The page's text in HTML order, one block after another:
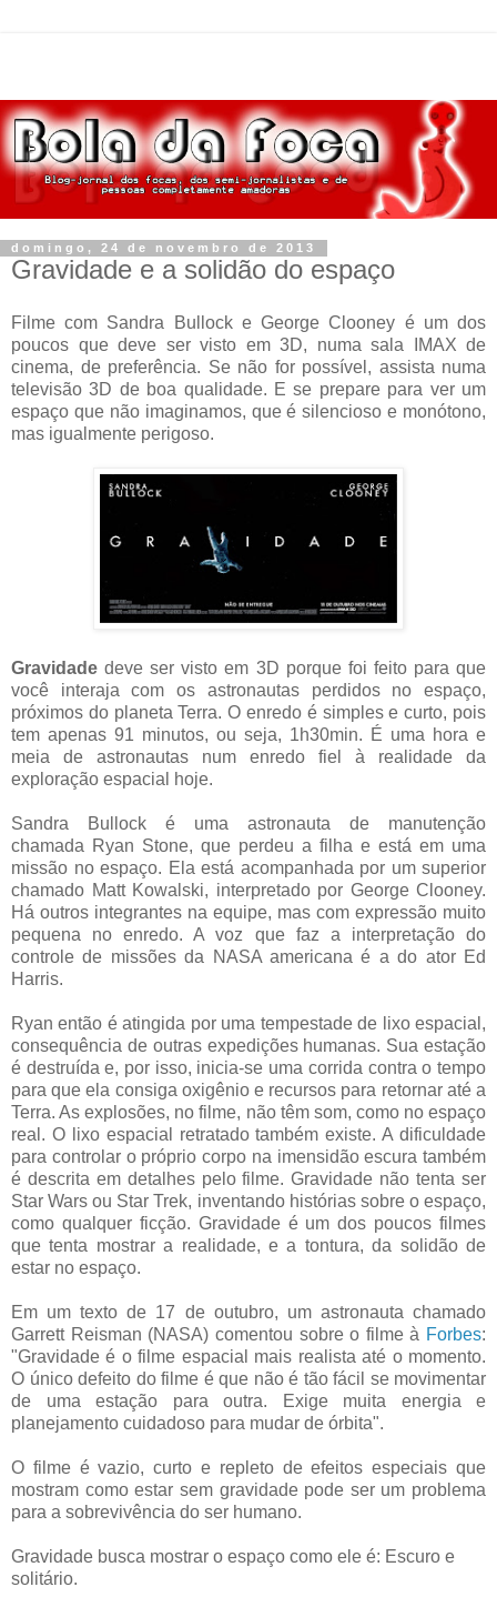
domingo, 24 de novembro de 2013
Gravidade e a solidão do espaço
Filme com Sandra Bullock e George Clooney é um dos
poucos que deve ser visto em 3D, numa sala IMAX de
cinema, de preferência. Se não for possível, assista numa
televisão 3D de boa qualidade. E se prepare para ver um
espaço que não imaginamos, que é silencioso e monótono,
mas igualmente perigoso.
Gravidade deve ser visto em 3D porque foi feito para que
você interaja com os astronautas perdidos no espaço,
próximos do planeta Terra. O enredo é simples e curto, pois
tem apenas 91 minutos, ou seja, 1h30min. É uma hora e
meia de astronautas num enredo fiel à realidade da
exploração espacial hoje.
Sandra Bullock é uma astronauta de manutenção
chamada Ryan Stone, que perdeu a filha e está em uma
missão no espaço. Ela está acompanhada por um superior
chamado Matt Kowalski, interpretado por George Clooney.
Há outros integrantes na equipe, mas com expressão muito
pequena no enredo. A voz que faz a interpretação do
controle de missões da NASA americana é a do ator Ed
Harris.
Ryan então é atingida por uma tempestade de lixo espacial,
consequência de outras expedições humanas. Sua estação
é destruída e, por isso, inicia-se uma corrida contra o tempo
para que ela consiga oxigênio e recursos para retornar até a
Terra. As explosões, no filme, não têm som, como no espaço
real. O lixo espacial retratado também existe. A dificuldade
para controlar o próprio corpo na imensidão escura também
é descrita em detalhes pelo filme. Gravidade não tenta ser
Star Wars ou Star Trek, inventando histórias sobre o espaço,
como qualquer ficção. Gravidade é um dos poucos filmes
que tenta mostrar a realidade, e a tontura, da solidão de
estar no espaço.
Em um texto de 17 de outubro, um astronauta chamado
Garrett Reisman (NASA) comentou sobre o filme à Forbes:
"Gravidade é o filme espacial mais realista até o momento.
O único defeito do filme é que não é tão fácil se movimentar
de uma estação para outra. Exige muita energia e
planejamento cuidadoso para mudar de órbita".
O filme é vazio, curto e repleto de efeitos especiais que
mostram como estar sem gravidade pode ser um problema
para a sobrevivência do ser humano.
Gravidade busca mostrar o espaço como ele é: Escuro e
solitário.